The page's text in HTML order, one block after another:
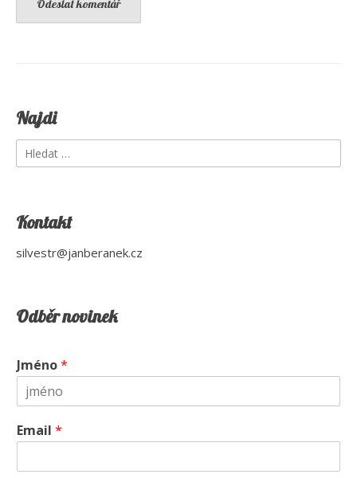
Najdi
Vyhledávání
Kontakt
silvestr@janberanek.cz
Odběr novinek
Jméno*
Email *